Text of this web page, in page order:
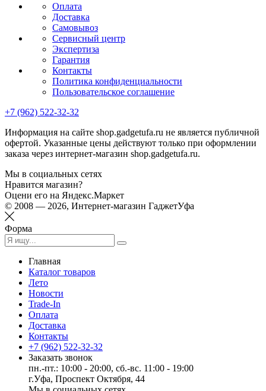
Оплата
Доставка
Самовывоз
Сервисный центр
Экспертиза
Гарантия
Контакты
Политика конфиденциальности
Пользовательское соглашение
+7 (962) 522-32-32
Информация на сайте shop.gadgetufa.ru не является публичной
офертой. Указанные цены действуют только при оформлении
заказа через интернет-магазин shop.gadgetufa.ru.
Мы в социальных сетях
Нравится магазин?
Оцени его на Яндекс.Маркет
© 2008 — 2026, Интернет-магазин ГаджетУфа
Форма
Главная
Каталог товаров
Лето
Новости
Trade-In
Оплата
Доставка
Контакты
+7 (962) 522-32-32
Заказать звонок
пн.-пт.: 10:00 - 20:00, сб.-вс. 11:00 - 19:00
г.Уфа, Проспект Октября, 44